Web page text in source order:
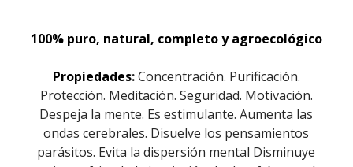
100% puro, natural, completo y agroecológico
Propiedades:Concentración. Purificación.
Protección. Meditación. Seguridad. Motivación.
Despeja la mente. Es estimulante. Aumenta las
ondas cerebrales. Disuelve los pensamientos
parásitos. Evita la dispersión mental Disminuye